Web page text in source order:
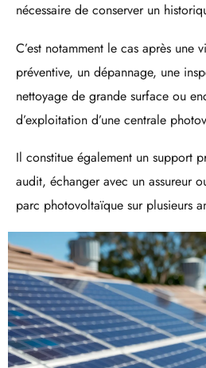
nécessaire de conserver un
C’est notamment le cas après une
préventive, un dépannage, une
nettoyage de grande surface ou
d’exploitation d’une centrale
Il constitue également un support
audit, échanger avec un assureur
parc photovoltaïque sur plusieurs